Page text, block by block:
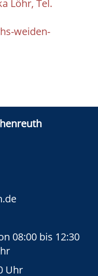
Löhr, Tel.
weiden-
08:00 bis 12:30
Uhr